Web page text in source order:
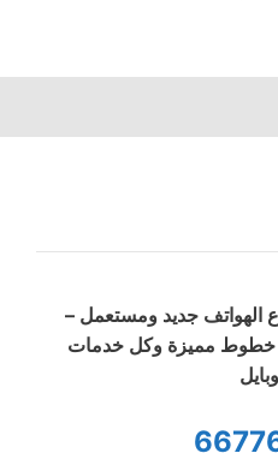
الهواتف جديد ومستعمل –
مميزة وكل خدمات